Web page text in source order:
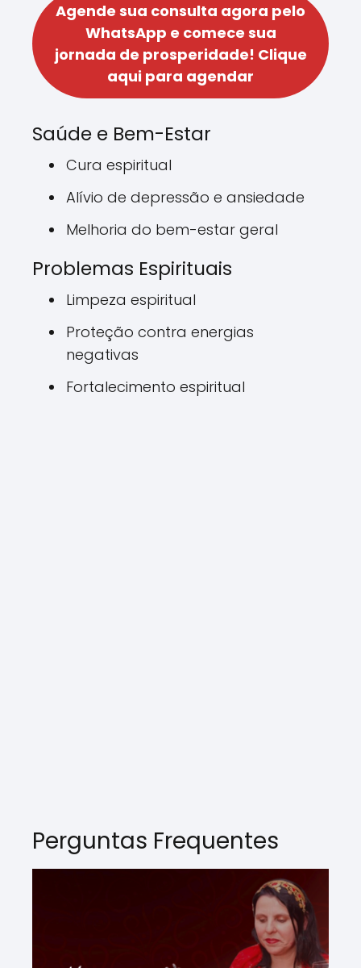
Agende sua consulta agora pelo
WhatsApp e comece sua
jornada de prosperidade! Clique
aqui para agendar
Saúde e Bem-Estar
Cura espiritual
Alívio de depressão e ansiedade
Melhoria do bem-estar geral
Problemas Espirituais
Limpeza espiritual
Proteção contra energias
negativas
Fortalecimento espiritual
Perguntas Frequentes